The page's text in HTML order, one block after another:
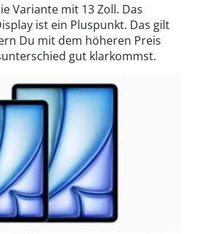
Variante mit 13 Zoll. Das
ist ein Pluspunkt. Das gilt
Du mit dem höheren Preis
gut klarkommst.